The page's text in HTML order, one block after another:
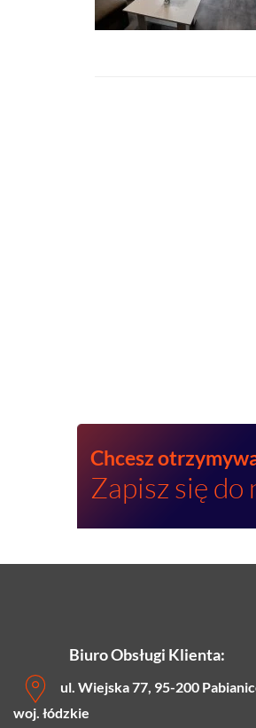
Chcesz
Zapisz się
Biuro Obsługi Klienta:
ul. Wiejska 77, 95-200
woj. łódzkie